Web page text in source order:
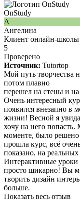
OnStudy
А
Ангелина
Клиент онлайн-школы
5
Проверено
Источник: Tutortop
Мой путь творчества
потом плавно
перешел на стены и
Очень интересный
появился внезапно в
жизни! Весной я
хочу на него
моменте, было
прошла курс, всё
показано, на
Интерактивные уроки
просто шикарно! Вы
творить дизайн
больше.
Показать весь отзыв